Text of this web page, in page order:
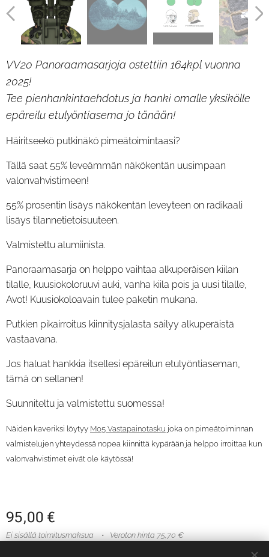
VV20 Panoraamasarjoja ostettiin 164kpl vuonna
2025!
Tee pienhankintaehdotus ja hanki omalle yksikölle
epäreilu etulyöntiasema jo tänään!
Häiritseekö putkinäkö pimeätoimintaasi?
Tällä saat 55% leveämmän näkökentän uusimpaan
valonvahvistimeen!
55% prosentin lisäys näkökentän leveyteen on radikaali
lisäys tilannetietoisuuteen.
Valmistettu alumiinista.
Panoraamasarja on helppo vaihtaa alkuperäisen kiilan
tilalle, kuusiokoloruuvi auki, vanha kiila pois ja uusi tilalle,
Avot! Kuusiokoloavain tulee paketin mukana.
Putkien pikairroitus kiinnitysjalasta säilyy alkuperäistä
vastaavana.
Jos haluat hankkia itsellesi epäreilun etulyöntiaseman,
tämä on sellanen!
Suunniteltu ja valmistettu suomessa!
Näiden kaveriksi löytyy M05 Vastapainotasku joka on pimeätoiminnan
valmistelujen yhteydessä nopea kiinnittä kypärään ja helppo irroittaa kun
valonvahvistimet eivät ole käytössä!
95,00 €
Ei sisällä toimitusmaksua Veroton hinta 75,70 €